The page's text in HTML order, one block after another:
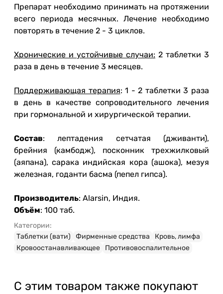
Препарат необходимо принимать на протяжении
всего периода месячных. Лечение необходимо
повторять в течение 2 - 3 циклов.
Хронические и устойчивые случаи: 2 таблетки 3
раза в день в течение 3 месяцев.
Поддерживающая терапия: 1 - 2 таблетки 3 раза
в день в качестве сопроводительного лечения
при гормональной и хирургической терапии.
Состав: лептадения сетчатая (дживанти),
брейния (камбодж), посконник трехжилковый
(аяпана), сарака индийская кора (ашока), мезуя
железная, годанти басма (пепел гипса).
Производитель: Alarsin, Индия.
Объём: 100 таб.
Категории:
Таблетки (вати)
Фирменные средства
Кровь, лимфа
Кровоостанавливающее
Противовоспалительное
С этим товаром также покупают